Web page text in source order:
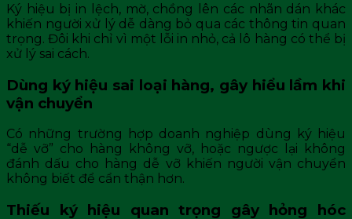
Ký hiệu bị in lệch, mờ, chồng lên các nhãn dán khác
khiến người xử lý dễ dàng bỏ qua các thông tin quan
trọng. Đôi khi chỉ vì một lỗi in nhỏ, cả lô hàng có thể bị
xử lý sai cách.
Dùng ký hiệu sai loại hàng, gây hiểu lầm khi
vận chuyển
Có những trường hợp doanh nghiệp dùng ký hiệu
“dễ vỡ” cho hàng không vỡ, hoặc ngược lại không
đánh dấu cho hàng dễ vỡ khiến người vận chuyển
không biết để cẩn thận hơn.
Thiếu ký hiệu quan trọng gây hỏng hóc